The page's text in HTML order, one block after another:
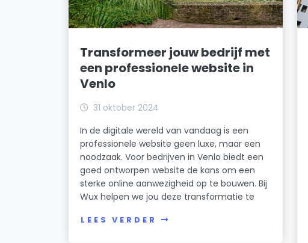
Transformeer jouw bedrijf met
een professionele website in
Venlo
31 oktober 2024
In de digitale wereld van vandaag is een
professionele website geen luxe, maar een
noodzaak. Voor bedrijven in Venlo biedt een
goed ontworpen website de kans om een
sterke online aanwezigheid op te bouwen. Bij
Wux helpen we jou deze transformatie te
LEES VERDER